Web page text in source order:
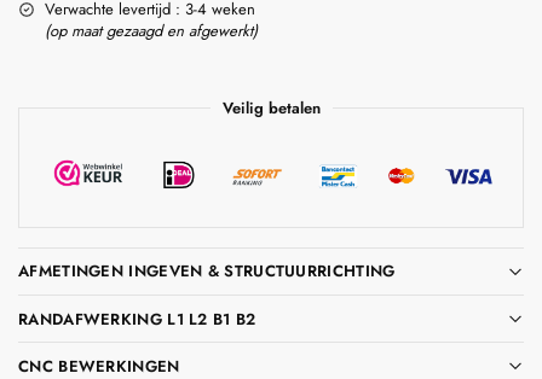
Verwachte levertijd : 3-4 weken
(op maat gezaagd en afgewerkt)
Veilig betalen
AFMETINGEN INGEVEN & STRUCTUURRICHTING
RANDAFWERKING L1 L2 B1 B2
CNC BEWERKINGEN